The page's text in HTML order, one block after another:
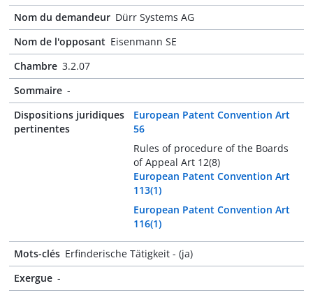
Nom du demandeur Dürr Systems AG
Nom de l'opposant Eisenmann SE
Chambre 3.2.07
Sommaire -
Dispositions juridiques
pertinentes
European Patent Convention Art
56
Rules of procedure of the Boards
of Appeal Art 12(8)
European Patent Convention Art
113(1)
European Patent Convention Art
116(1)
Mots-clés Erfinderische Tätigkeit - (ja)
Exergue -